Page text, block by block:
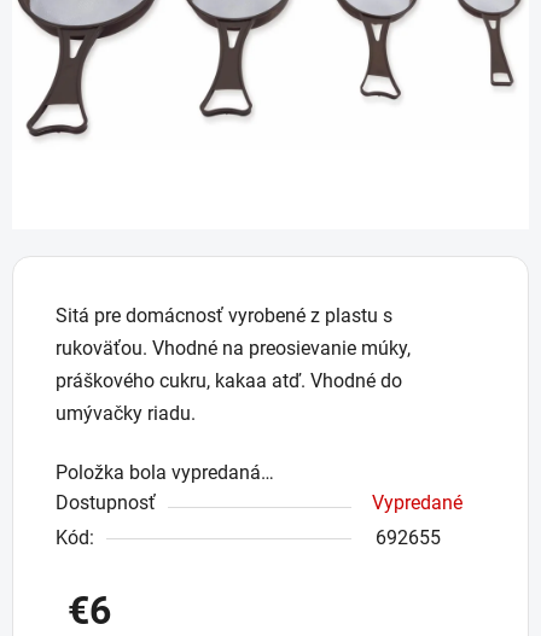
Sitá pre domácnosť vyrobené z plastu s
rukoväťou. Vhodné na preosievanie múky,
práškového cukru, kakaa atď. Vhodné do
umývačky riadu.
Položka bola vypredaná…
Dostupnosť
Vypredané
Kód:
692655
€6
hviezdičiek.